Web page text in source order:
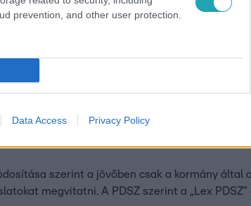
prevention, and other user protection.
Data Access Privacy Policy
alelnöke arról beszélt, hogy már több mint
Gábor állítja, a kormány a nyugdíjas
kormány ki akarja
szerint a jövőben csak a kormány által
megvitatni. A PDSZ szerint a „Lex